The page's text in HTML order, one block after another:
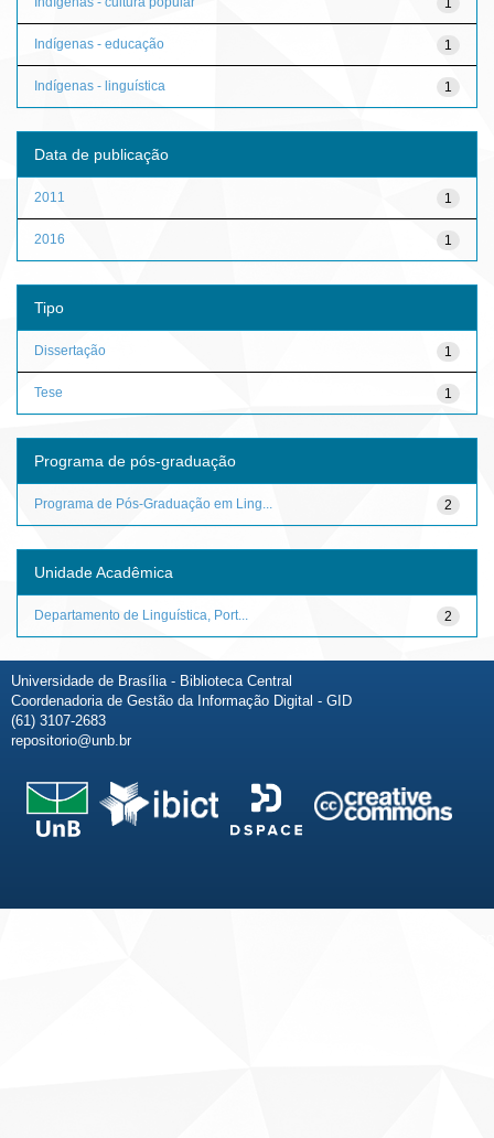
1
Indígenas - educação
1
Indígenas - linguística
Data de publicação
1
2011
1
2016
Tipo
1
Dissertação
1
Tese
Programa de pós-graduação
2
Programa de Pós-Graduação em Ling...
Unidade Acadêmica
2
Departamento de Linguística, Port...
Universidade de Brasília - Biblioteca Central
Coordenadoria de Gestão da Informação Digital - GID
(61) 3107-2683
repositorio@unb.br